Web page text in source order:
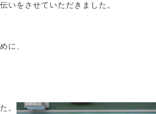
いをさせていただきました。
に、
。